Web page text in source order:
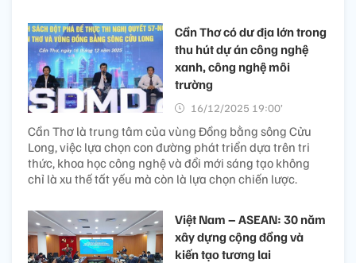
Cần Thơ có dư địa lớn trong
thu hút dự án công nghệ
xanh, công nghệ môi
trường
16/12/2025 19:00’
Cần Thơ là trung tâm của vùng Đồng bằng sông Cửu
Long, việc lựa chọn con đường phát triển dựa trên tri
thức, khoa học công nghệ và đổi mới sáng tạo không
chỉ là xu thế tất yếu mà còn là lựa chọn chiến lược.
Việt Nam – ASEAN: 30 năm
xây dựng cộng đồng và
kiến tạo tương lai